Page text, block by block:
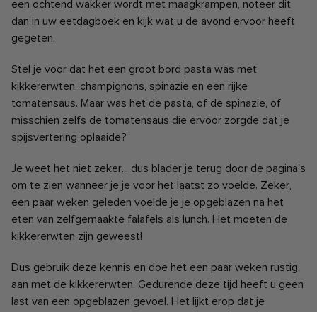
een ochtend wakker wordt met maagkrampen, noteer dit
dan in uw eetdagboek en kijk wat u de avond ervoor heeft
gegeten.
Stel je voor dat het een groot bord pasta was met
kikkererwten, champignons, spinazie en een rijke
tomatensaus. Maar was het de pasta, of de spinazie, of
misschien zelfs de tomatensaus die ervoor zorgde dat je
spijsvertering oplaaide?
Je weet het niet zeker... dus blader je terug door de pagina's
om te zien wanneer je je voor het laatst zo voelde. Zeker,
een paar weken geleden voelde je je opgeblazen na het
eten van zelfgemaakte falafels als lunch. Het moeten de
kikkererwten zijn geweest!
Dus gebruik deze kennis en doe het een paar weken rustig
aan met de kikkererwten. Gedurende deze tijd heeft u geen
last van een opgeblazen gevoel. Het lijkt erop dat je